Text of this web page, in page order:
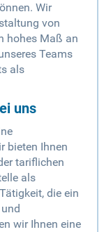
Wir
von
hohes Maß an
Teams
als
uns
bieten Ihnen
tariflichen
als
die ein
wir Ihnen eine